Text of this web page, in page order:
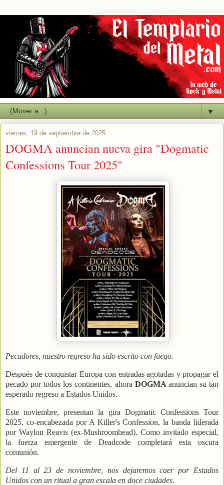
▼
viernes, 19 de septiembre de 2025
DOGMA anuncian nueva gira "Dogmatic
Confessions Tour 2025"
Pecadores, nuestro regreso ha sido escrito con fuego.
Después de conquistar Europa con entradas agotadas y propagar el
pecado por todos los continentes, ahora DOGMA anuncian su tan
esperado regreso a Estados Unidos.
Este noviembre, presentan la gira Dogmatic Confessions Tour
2025, co-encabezada por A Killer's Confession, la banda liderada
por Waylon Reavis (ex-Mushroomhead). Como invitado especial,
la fuerza emergente de Deadcode completará esta oscura
comunión.
Del 11 al 23 de noviembre, nos dejaremos caer por Estados
Unidos con un ritual a gran escala en doce ciudades.